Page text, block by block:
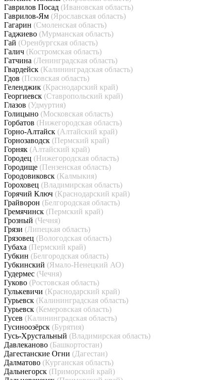
Гаврилов Посад (Ивановская область)
Гаврилов-Ям (Ярославская область)
Гагарин (Смоленская область)
Гаджиево (Мурманская область)
Гай (Оренбургская область)
Галич (Костромская область)
Гатчина (Ленинградская область)
Гвардейск (Калининградская область)
Гдов (Псковская область)
Геленджик (Краснодарский край)
Георгиевск (Ставропольский край)
Глазов (Удмуртия)
Голицыно (Московская область)
Горбатов (Нижегородская область)
Горно-Алтайск (Алтайский край)
Горнозаводск (Пермский край)
Горняк (Алтайский край)
Городец (Нижегородская область)
Городище (Пензенская область)
Городовиковск (Калмыкия)
Гороховец (Владимирская область)
Горячий Ключ (Краснодарский край)
Грайворон (Белгородская область)
Гремячинск (Пермский край)
Грозный (Чечня)
Грязи (Липецкая область)
Грязовец (Вологодская область)
Губаха (Пермский край)
Губкин (Белгородская область)
Губкинский (Ямало-Ненецкий АО)
Гудермес (Чечня)
Гуково (Ростовская область)
Гулькевичи (Краснодарский край)
Гурьевск (Калининградская область)
Гурьевск (Кемеровская область)
Гусев (Калининградская область)
Гусиноозёрск (Бурятия)
Гусь-Хрустальный (Владимирская область)
Давлеканово (Башкортостан)
Дагестанские Огни (Дагестан)
Далматово (Курганская область)
Дальнегорск (Приморский край)